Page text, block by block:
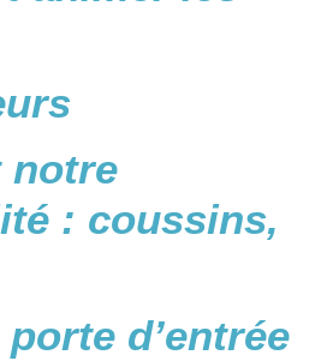
notre
: coussins,
d’entrée